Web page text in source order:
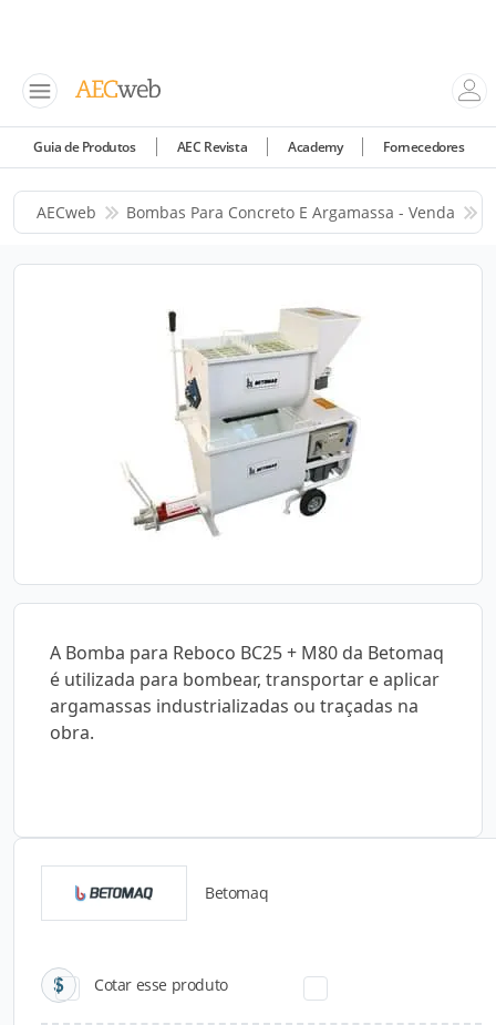
Guia de Produtos AEC Revista Academy Fornecedores
AECweb Bombas Para Concreto E Argamassa - Venda
A Bomba para Reboco BC25 + M80 da Betomaq
é utilizada para bombear, transportar e aplicar
argamassas industrializadas ou traçadas na
obra.
Betomaq
Cotar esse produto
Catálogos para Download